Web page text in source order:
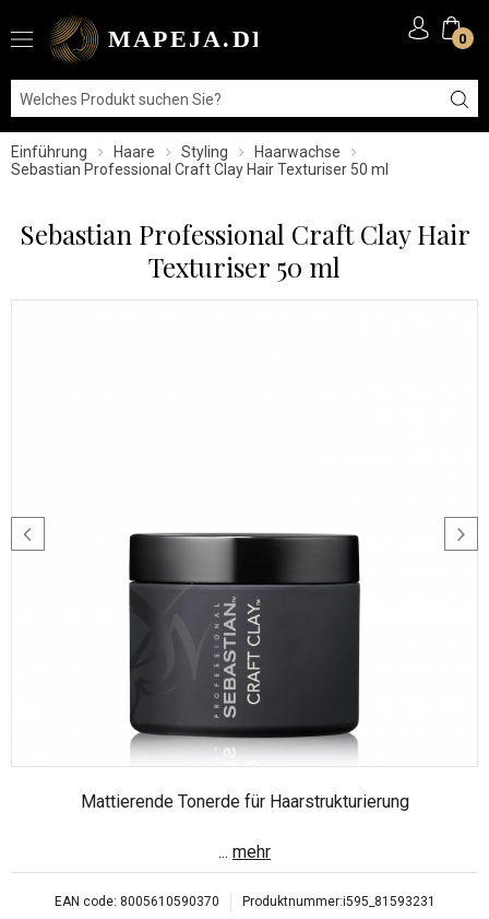
0
Einführung Haare Styling
Haarwachse
Sebastian Professional Craft Clay Hair Texturiser 50 ml
Sebastian Professional Craft Clay Hair
Texturiser 50 ml
Mattierende Tonerde für Haarstrukturierung
... mehr
EAN code: 8005610590370 Produktnummer:i595_81593231